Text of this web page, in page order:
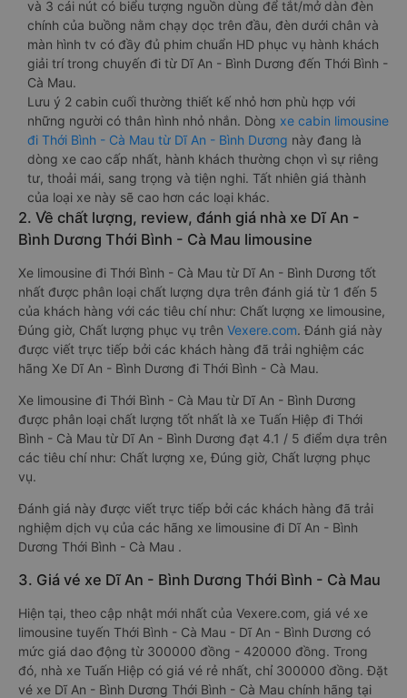
và 3 cái nút có biểu tượng nguồn dùng để tắt/mở dàn đèn
chính của buồng nằm chạy dọc trên đầu, đèn dưới chân và
màn hình tv có đầy đủ phim chuẩn HD phục vụ hành khách
giải trí trong chuyến đi từ Dĩ An - Bình Dương đến Thới Bình -
Cà Mau.
Lưu ý 2 cabin cuối thường thiết kế nhỏ hơn phù hợp với
những người có thân hình nhỏ nhắn. Dòng xe cabin limousine
đi Thới Bình - Cà Mau từ Dĩ An - Bình Dương này đang là
dòng xe cao cấp nhất, hành khách thường chọn vì sự riêng
tư, thoải mái, sang trọng và tiện nghi. Tất nhiên giá thành
của loại xe này sẽ cao hơn các loại khác.
2. Về chất lượng, review, đánh giá nhà xe Dĩ An -
Bình Dương Thới Bình - Cà Mau limousine
Xe limousine đi Thới Bình - Cà Mau từ Dĩ An - Bình Dương tốt
nhất được phân loại chất lượng dựa trên đánh giá từ 1 đến 5
của khách hàng với các tiêu chí như: Chất lượng xe limousine,
Đúng giờ, Chất lượng phục vụ trên Vexere.com. Đánh giá này
được viết trực tiếp bởi các khách hàng đã trải nghiệm các
hãng Xe Dĩ An - Bình Dương đi Thới Bình - Cà Mau.
Xe limousine đi Thới Bình - Cà Mau từ Dĩ An - Bình Dương
được phân loại chất lượng tốt nhất là xe Tuấn Hiệp đi Thới
Bình - Cà Mau từ Dĩ An - Bình Dương đạt 4.1 / 5 điểm dựa trên
các tiêu chí như: Chất lượng xe, Đúng giờ, Chất lượng phục
vụ.
Đánh giá này được viết trực tiếp bởi các khách hàng đã trải
nghiệm dịch vụ của các hãng xe limousine đi Dĩ An - Bình
Dương Thới Bình - Cà Mau .
3. Giá vé xe Dĩ An - Bình Dương Thới Bình - Cà Mau
Hiện tại, theo cập nhật mới nhất của Vexere.com, giá vé xe
limousine tuyến Thới Bình - Cà Mau - Dĩ An - Bình Dương có
mức giá dao động từ 300000 đồng - 420000 đồng. Trong
đó, nhà xe Tuấn Hiệp có giá vé rẻ nhất, chỉ 300000 đồng. Đặt
vé xe Dĩ An - Bình Dương Thới Bình - Cà Mau chính hãng tại